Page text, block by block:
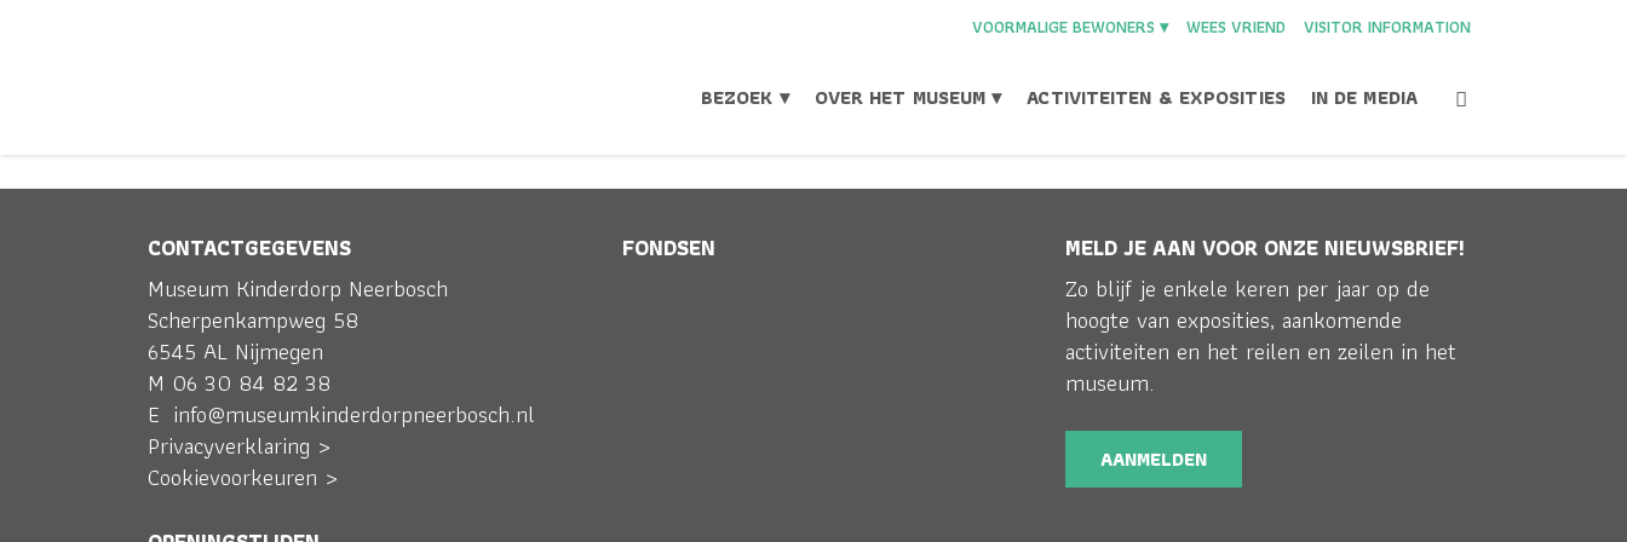
VOORMALIGE BEWONERS ▾ WEES VRIEND VISITOR INFORMATION
BEZOEK ▾ OVER HET MUSEUM ▾ ACTIVITEITEN & EXPOSITIES IN DE MEDIA
ACTUEELHEADER2 Home Activiteiten ActueelHeader2
CONTACTGEGEVENS
Museum Kinderdorp Neerbosch
Scherpenkampweg 58
6545 AL Nijmegen
M 06 30 84 82 38
E info@museumkinderdorpneerbosch.nl
Privacyverklaring >
Cookievoorkeuren >
FONDSEN MELD JE AAN VOOR ONZE NIEUWSBRIEF!
Zo blijf je enkele keren per jaar op de
hoogte van exposities, aankomende
activiteiten en het reilen en zeilen in het
museum.
AANMELDEN